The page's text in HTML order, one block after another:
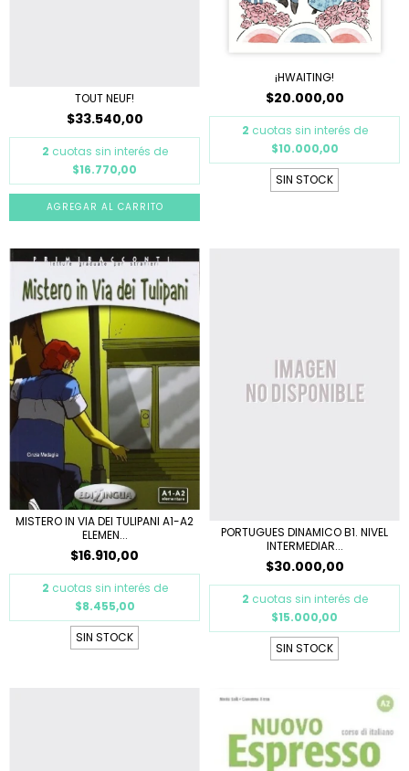
TOUT NEUF!
$33.540,00
2 cuotas sin interés de
$16.770,00
¡HWAITING!
$20.000,00
2 cuotas sin interés de
$10.000,00
SIN STOCK
MISTERO IN VIA DEI TULIPANI A1-A2
ELEMEN...
$16.910,00
2 cuotas sin interés de
$8.455,00
SIN STOCK
PORTUGUES DINAMICO B1. NIVEL
INTERMEDIAR...
$30.000,00
2 cuotas sin interés de
$15.000,00
SIN STOCK